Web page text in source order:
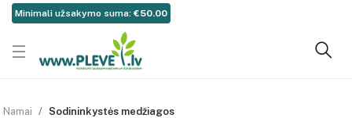
Minimali užsakymo suma: €50.00
Namai Sodininkystės medžiagos